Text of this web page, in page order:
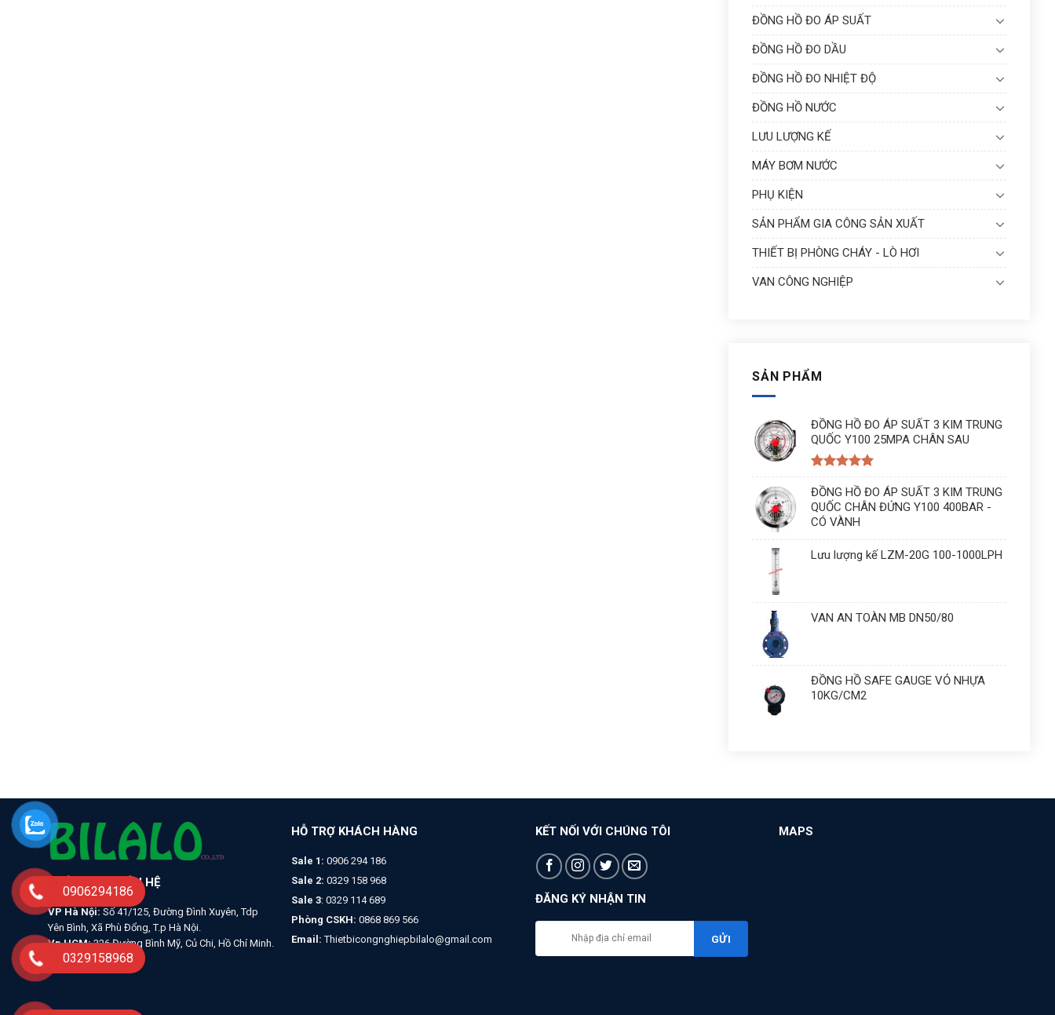
ĐỒNG HỒ ĐO ÁP SUẤT
ĐỒNG HỒ ĐO DẦU
ĐỒNG HỒ ĐO NHIỆT ĐỘ
ĐỒNG HỒ NƯỚC
LƯU LƯỢNG KẾ
MÁY BƠM NƯỚC
PHỤ KIỆN
SẢN PHẨM GIA CÔNG SẢN XUẤT
THIẾT BỊ PHÒNG CHÁY - LÒ HƠI
VAN CÔNG NGHIỆP
SẢN PHẨM
ĐỒNG HỒ ĐO ÁP SUẤT 3 KIM TRUNG
QUỐC Y100 25MPA CHÂN SAU
Được xếp
hạng 55
sao
ĐỒNG HỒ ĐO ÁP SUẤT 3 KIM TRUNG
QUỐC CHÂN ĐỨNG Y100 400BAR -
CÓ VÀNH
Lưu lượng kế LZM-20G 100-1000LPH
VAN AN TOÀN MB DN50/80
ĐỒNG HỒ SAFE GAUGE VỎ NHỰA
10KG/CM2
THÔNG TIN LIÊN HỆ
VP Hà Nội: Số 41/125, Đường Đình Xuyên, Tdp
Yên Bình, Xã Phù Đổng, T.p Hà Nội.
Vp HCM:326 Đường Bình Mỹ, Củ Chi, Hồ Chí Minh.
HỖ TRỢ KHÁCH HÀNG
Sale 1:0906 294 186
Sale 2: 0329 158 968
Sale 3: 0329 114 689
Phòng CSKH: 0868 869 566
Email: Thietbicongnghiepbilalo@gmail.com
KẾT NỐI VỚI CHÚNG TÔI
ĐĂNG KÝ NHẬN TIN
MAPS
0906294186
0329158968